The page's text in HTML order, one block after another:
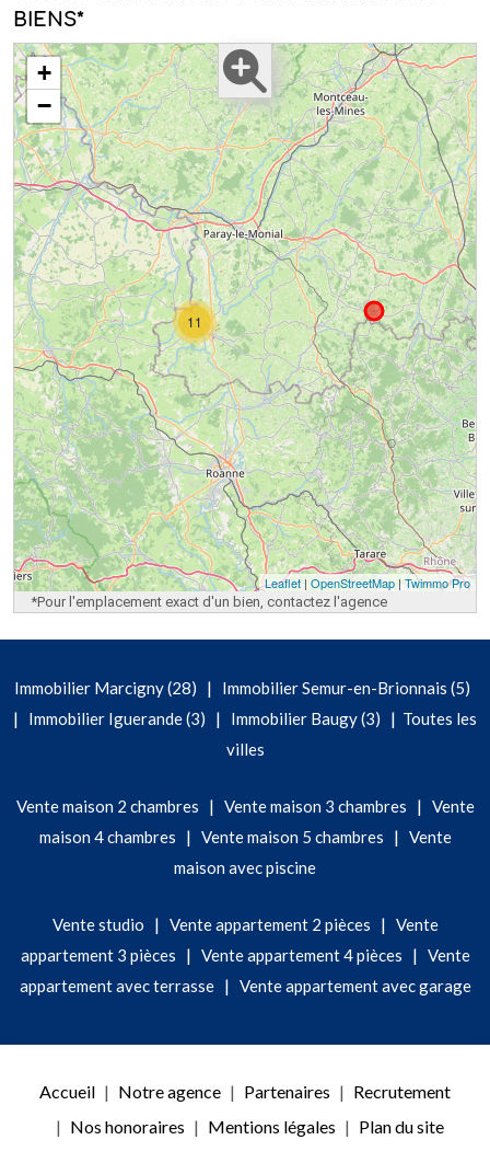
BIENS*
11
+
−
Leaflet | OpenStreetMap | Twimmo Pro
*Pour l'emplacement exact d'un bien, contactez l'agence
Immobilier Marcigny (28) | Immobilier Semur-en-Brionnais (5)
| Immobilier Iguerande (3) | Immobilier Baugy (3) | Toutes les
villes
Vente maison 2 chambres | Vente maison 3 chambres | Vente
maison 4 chambres
| Vente maison 5 chambres | Vente
maison avec piscine
Vente studio | Vente appartement 2 pièces | Vente
appartement 3 pièces
| Vente appartement 4 pièces | Vente
appartement avec terrasse| Vente appartement avec garage
Accueil Notre agence Partenaires
Recrutement
Nos honoraires
Mentions légales Plan du site